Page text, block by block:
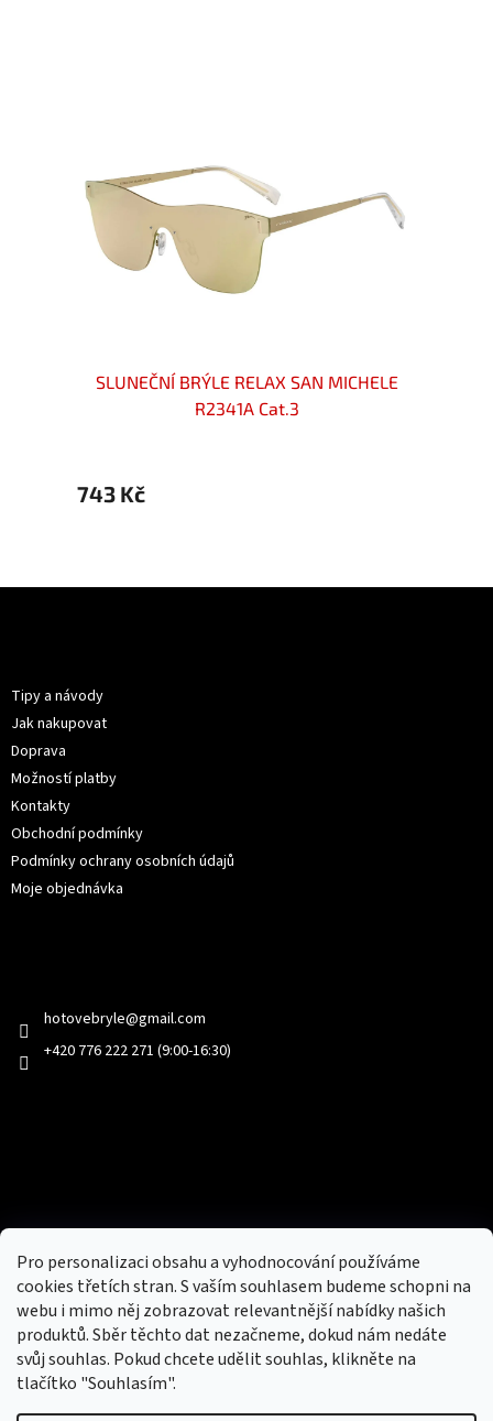
Pro personalizaci obsahu a vyhodnocování používáme
cookies třetích stran. S vaším souhlasem budeme schopni na
webu i mimo něj zobrazovat relevantnější nabídky našich
produktů. Sběr těchto dat nezačneme, dokud nám nedáte
svůj souhlas. Pokud chcete udělit souhlas, klikněte na
tlačítko "Souhlasím".
SLUNEČNÍ BRÝLE RELAX SAN MICHELE
R2341A Cat.3
743 Kč
Tipy a návody
Jak nakupovat
Doprava
Možností platby
Kontakty
Obchodní podmínky
Podmínky ochrany osobních údajů
Moje objednávka
hotovebryle@gmail.com
+420 776 222 271 (9:00-16:30)